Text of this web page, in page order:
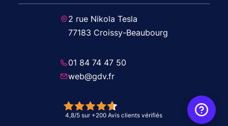
2 rue Nikola Tesla
77183 Croissy-Beaubourg
01 84 74 47 50
web@gdv.fr